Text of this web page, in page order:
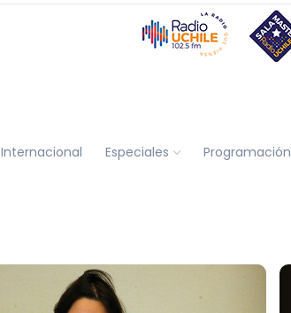
Internacional Especiales Programación